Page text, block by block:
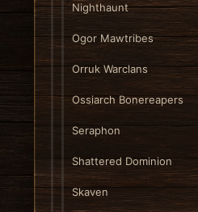
Nighthaunt
Ogor Mawtribes
Orruk Warclans
Ossiarch Bonereapers
Seraphon
Shattered Dominion
Skaven